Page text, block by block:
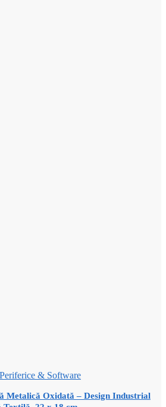
& Software
Metalică Oxidată – Design Industrial